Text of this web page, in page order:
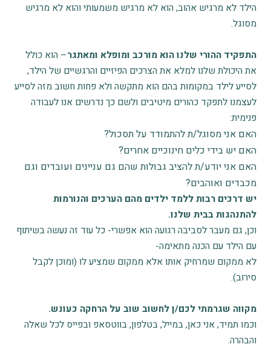
הילד לא מרגיש אהוב, הוא לא מרגיש משמעותי והוא לא מרגיש
מסוגל.
התפקיד ההורי שלנו הוא מורכב ומופלא ומאתגר– הוא כולל
את היכולת שלנו למלא את הצרכים הפיזיים והרגשיים של הילד,
לסייע לילד במקומות בהם הוא מתקשה ולא פחות חשוב מזה לסייע
לעצמנו לתפקד כהורים מיטיבים ולשם כך נדרשים אנו לעבודה
פנימית:
האם אני מסוגל/ת להתמודד על תסכול?
האם יש בידי כלים חינוכיים אחרים?
האם אני יודע/ת להציב גבולות שהם גם עניינים ועובדים וגם
מכבדים ואוהבים?
יש דרכים רבות ללמד ילדים מהם הערכים והנורמות
להתנהגות בבית שלנו.
וכן, גם מעבר לסביבה רגועה הוא אפשרי- כל עוד זה נעשה בשיתוף
עם הילד עם הכנה מתאימה-
לא ממקום שמרחיק אותו אלא ממקום שמציע לו (ומוכן לקבל
סירוב).
מקווה שגרמתי לכם/ן לחשוב שוב על הרחקה כעונש.
וכמו תמיד, אני כאן, במייל, בטלפון, בווטסאפ ובפייס לכל שאלה
והבהרה.